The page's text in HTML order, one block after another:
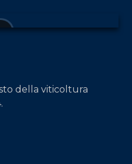
della viticoltura